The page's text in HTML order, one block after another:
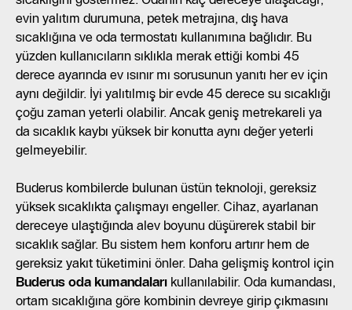
evin yalıtım durumuna, petek metrajına, dış hava
sıcaklığına ve oda termostatı kullanımına bağlıdır. Bu
yüzden kullanıcıların sıklıkla merak ettiği kombi 45
derece ayarında ev ısınır mı sorusunun yanıtı her ev için
aynı değildir. İyi yalıtılmış bir evde 45 derece su sıcaklığı
çoğu zaman yeterli olabilir. Ancak geniş metrekareli ya
da sıcaklık kaybı yüksek bir konutta aynı değer yeterli
gelmeyebilir.
Buderus kombilerde bulunan üstün teknoloji, gereksiz
yüksek sıcaklıkta çalışmayı engeller. Cihaz, ayarlanan
dereceye ulaştığında alev boyunu düşürerek stabil bir
sıcaklık sağlar. Bu sistem hem konforu artırır hem de
gereksiz yakıt tüketimini önler. Daha gelişmiş kontrol için
Buderus oda kumandaları kullanılabilir. Oda kumandası,
ortam sıcaklığına göre kombinin devreye girip çıkmasını